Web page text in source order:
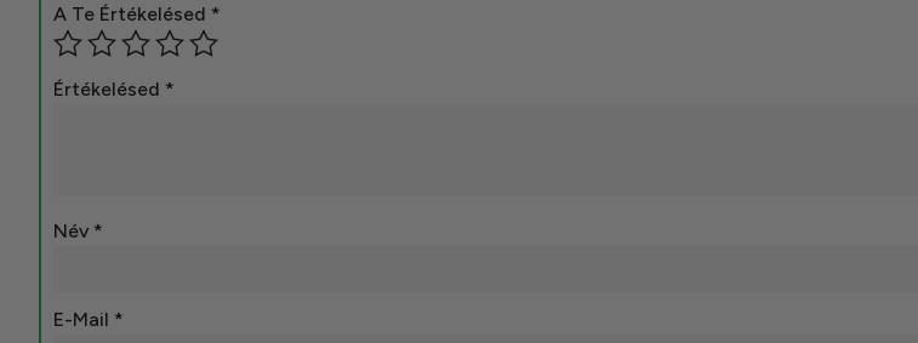
A Te Értékelésed *
Értékelésed *
Név *
E-Mail *